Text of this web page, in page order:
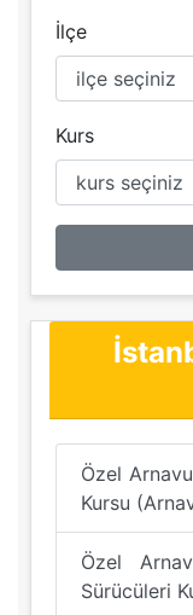
İlçe
Kurs
Özel
Kursu
Özel
Sürücüleri